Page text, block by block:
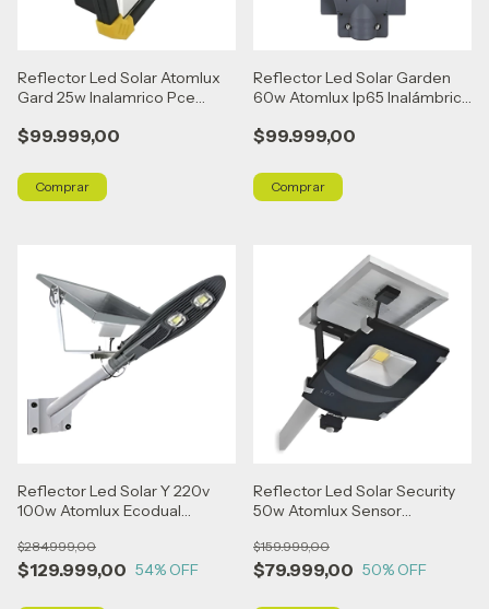
Reflector Led Solar Atomlux
Gard 25w Inalamrico Pce
$99.999,00
Reflector Led Solar Garden
60w Atomlux Ip65 Inalámbrico
$99.999,00
Reflector Led Solar Y 220v
100w Atomlux Ecodual
$129.999,00
$284.999,00
54% OFF
Reflector Led Solar Security
50w Atomlux Sensor
$79.999,00
$159.999,00
50% OFF